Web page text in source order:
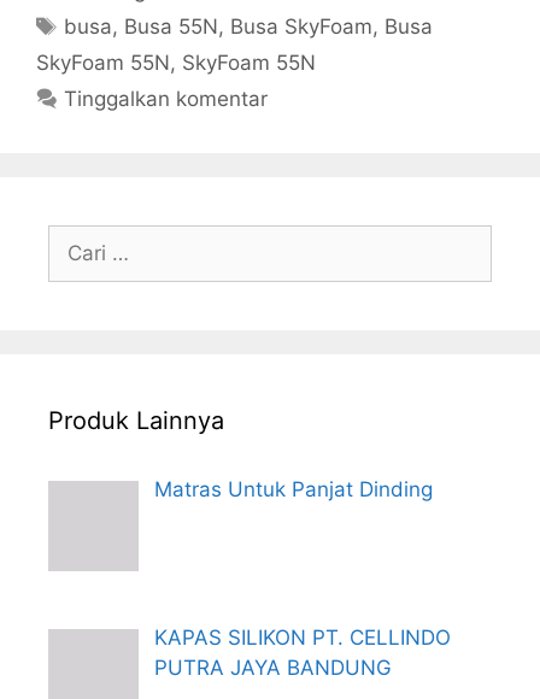
Tag
busa, Busa 55N, Busa SkyFoam, Busa
SkyFoam 55N, SkyFoam 55N
Tinggalkan komentar
untuk:
Produk Lainnya
Matras Untuk Panjat Dinding
KAPAS SILIKON PT. CELLINDO
PUTRA JAYA BANDUNG